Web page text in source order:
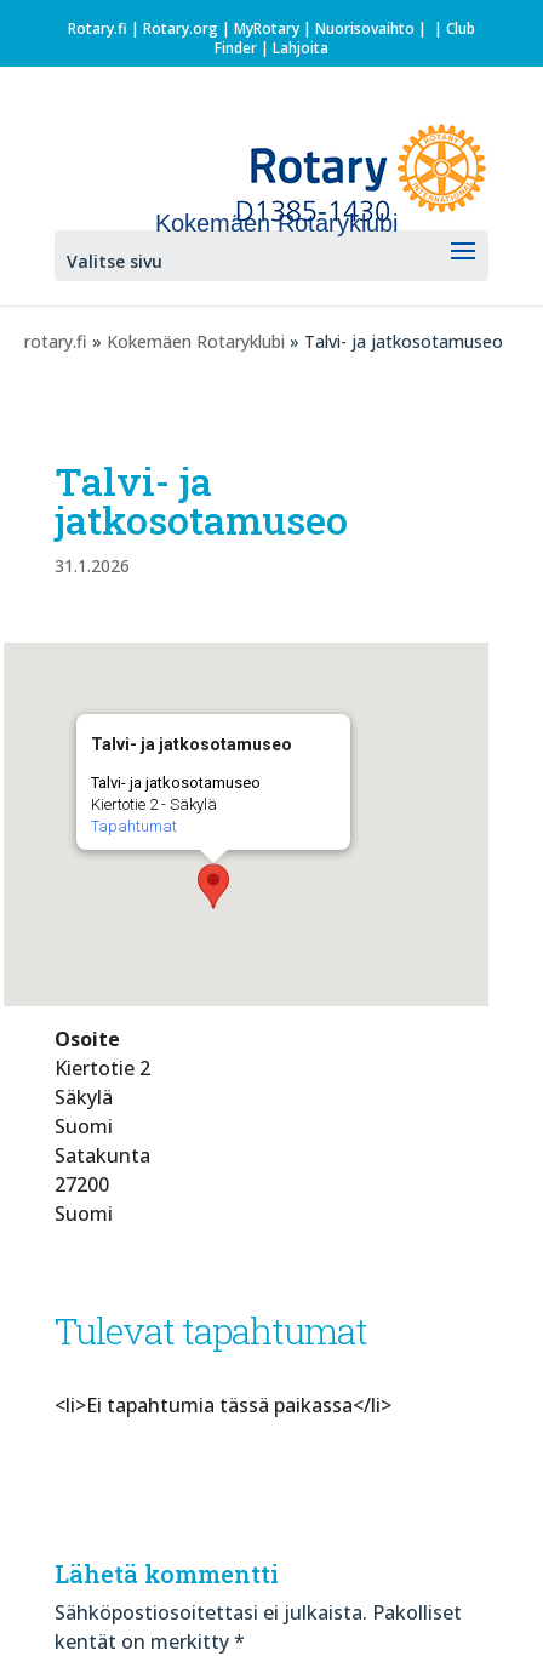
Rotary.fi | Rotary.org| MyRotary | Nuorisovaihto | | Club
Finder| Lahjoita
Kokemäen Rotaryklubi
Valitse sivu
rotary.fi » Kokemäen Rotaryklubi » Talvi- ja jatkosotamuseo
Talvi- ja
jatkosotamuseo
31.1.2026
Talvi- ja jatkosotamuseo
Talvi- ja jatkosotamuseo
Kiertotie 2 - Säkylä
Tapahtumat
Osoite
Kiertotie 2
Säkylä
Suomi
Satakunta
27200
Suomi
Tulevat tapahtumat
<li>Ei tapahtumia tässä paikassa</li>
Lähetä kommentti
Sähköpostiosoitettasi ei julkaista. Pakolliset
kentät on merkitty*